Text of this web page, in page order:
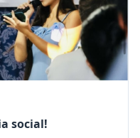
social!